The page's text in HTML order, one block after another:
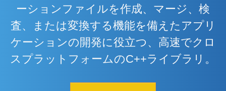
ーションファイルを作成、マージ、検
査、または変換する機能を備えたアプリ
ケーションの開発に役立つ、高速でクロ
スプラットフォームのC++ライブラリ。